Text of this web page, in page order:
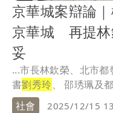
京華城案辯論
京華城 再提林
妥
...市長林欽榮、北市
書劉秀玲、 邵琇珮及
顏...
社會 2025/12/15